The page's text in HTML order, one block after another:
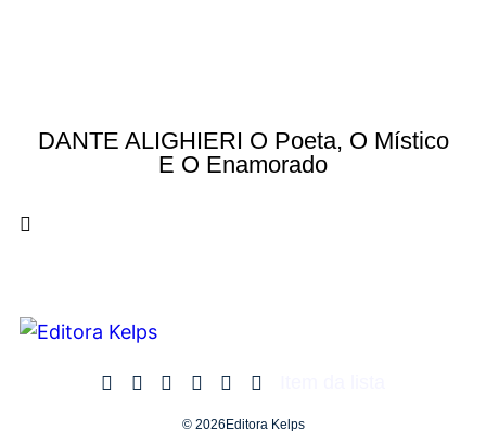
DANTE ALIGHIERI O Poeta, O Místico
E O Enamorado
© 2026Editora Kelps